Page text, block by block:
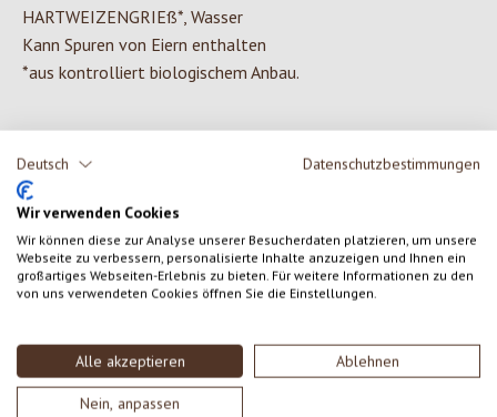
Deutsch Datenschutzbestimmungen
Wir verwenden Cookies
Wir können diese zur Analyse unserer Besucherdaten platzieren, um unsere
Webseite zu verbessern, personalisierte Inhalte anzuzeigen und Ihnen ein
großartiges Webseiten-Erlebnis zu bieten. Für weitere Informationen zu den
von uns verwendeten Cookies öffnen Sie die Einstellungen.
Alle akzeptieren Ablehnen
Nein, anpassen
HARTWEIZENGRIEß*, Wasser
Kann Spuren von Eiern enthalten
*aus kontrolliert biologischem Anbau.
0 von 0 Bewertungen
Durchschnittliche Bewertung von 0 von 5 Sternen
Gib eine Bewertung ab!
Teile deine Erfahrungen mit dem Produkt mit anderen Kunden.
SCHREIBE EINE BEWERTUNG